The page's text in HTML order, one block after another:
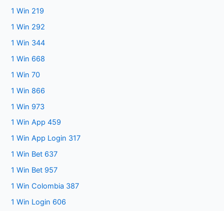
1 Win 219
1 Win 292
1 Win 344
1 Win 668
1 Win 70
1 Win 866
1 Win 973
1 Win App 459
1 Win App Login 317
1 Win Bet 637
1 Win Bet 957
1 Win Colombia 387
1 Win Login 606